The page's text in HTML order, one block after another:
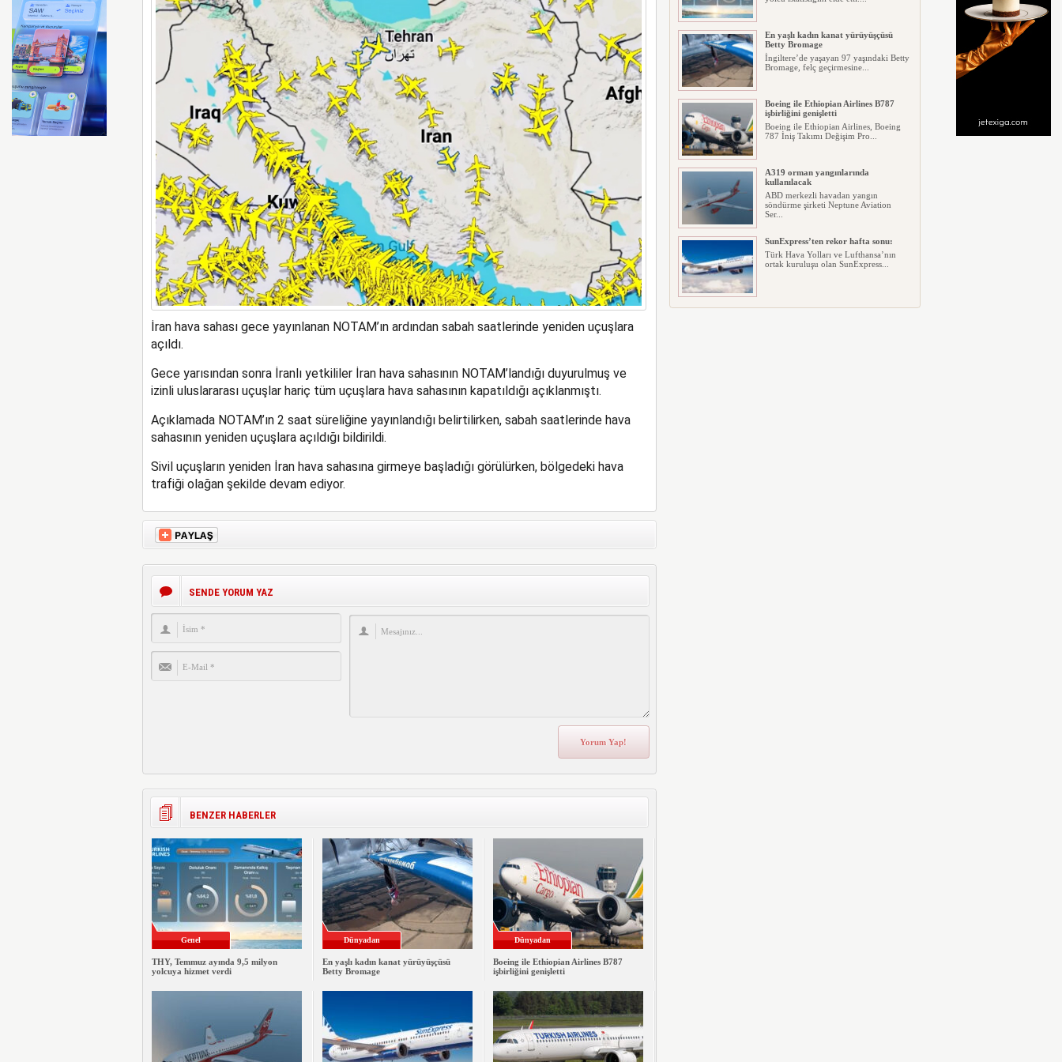
Ryanair kış sezonunda Fas’ta rekor kapasite artıracak
İran hava sahası gece yayınlanan NOTAM’ın ardından sabah saatlerinde yeniden uçuşlara
açıldı.
Gece yarısından sonra İranlı yetkililer İran hava sahasının NOTAM’landığı duyurulmuş ve
izinli uluslararası uçuşlar hariç tüm uçuşlara hava sahasının kapatıldığı açıklanmıştı.
Açıklamada NOTAM’ın 2 saat süreliğine yayınlandığı belirtilirken, sabah saatlerinde hava
sahasının yeniden uçuşlara açıldığı bildirildi.
Sivil uçuşların yeniden İran hava sahasına girmeye başladığı görülürken, bölgedeki hava
trafiği olağan şekilde devam ediyor.
SENDE YORUM YAZ
BENZER HABERLER
Genel
THY, Temmuz ayında 9,5 milyon
yolcuya hizmet verdi
Dünyadan
En yaşlı kadın kanat yürüyüşçüsü
Betty Bromage
Dünyadan
Boeing ile Ethiopian Airlines B787
işbirliğini genişletti
En yaşlı kadın kanat yürüyüşçüsü
Betty Bromage
İngiltere’de yaşayan 97 yaşındaki Betty
Bromage, felç geçirmesine...
Boeing ile Ethiopian Airlines B787
işbirliğini genişletti
Boeing ile Ethiopian Airlines, Boeing
787 İniş Takımı Değişim Pro...
A319 orman yangınlarında
kullanılacak
ABD merkezli havadan yangın
söndürme şirketi Neptune Aviation
Ser...
SunExpress’ten rekor hafta sonu:
Türk Hava Yolları ve Lufthansa’nın
ortak kuruluşu olan SunExpress...
THY Osaka’da kapasite artışına